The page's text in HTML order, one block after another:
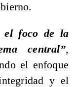
el foco de la
central”,
el enfoque
y el